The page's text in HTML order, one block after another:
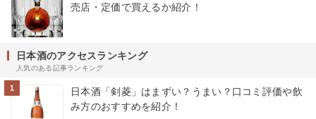
売店・定価で買えるか紹介！
日本酒のアクセスランキング
人気のある記事ランキング
1
日本酒「剣菱」はまずい？うまい？口コミ評価や飲
み方のおすすめを紹介！